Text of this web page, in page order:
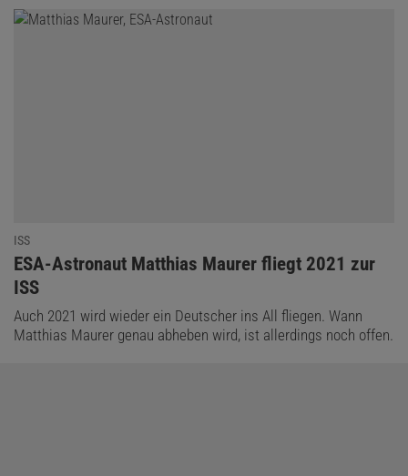
ISS
:
ESA-Astronaut Matthias Maurer fliegt 2021 zur
ISS
Auch 2021 wird wieder ein Deutscher ins All fliegen. Wann
Matthias Maurer genau abheben wird, ist allerdings noch offen.